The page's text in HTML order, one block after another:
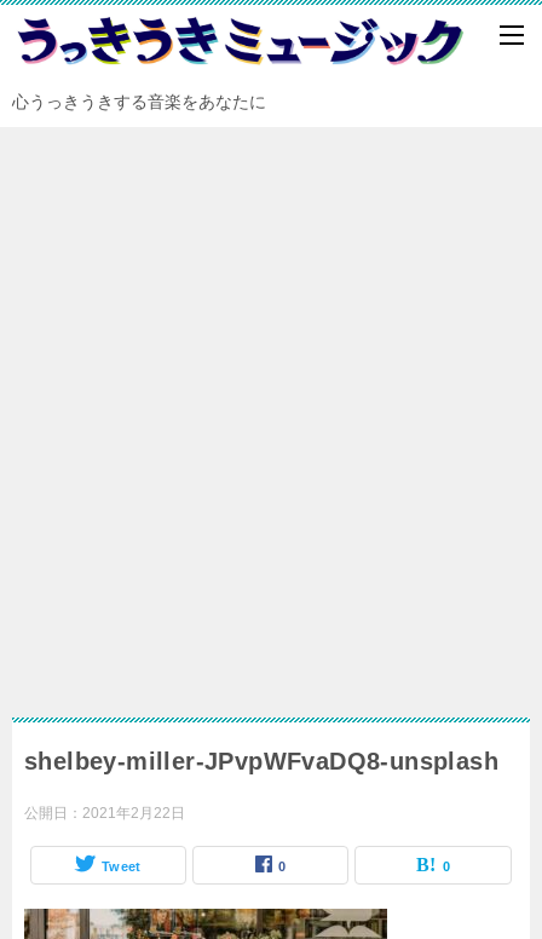
心うっきうきする音楽をあなたに
shelbey-miller-JPvpWFvaDQ8-unsplash
公開日： 2021年2月22日
Tweet 0 0